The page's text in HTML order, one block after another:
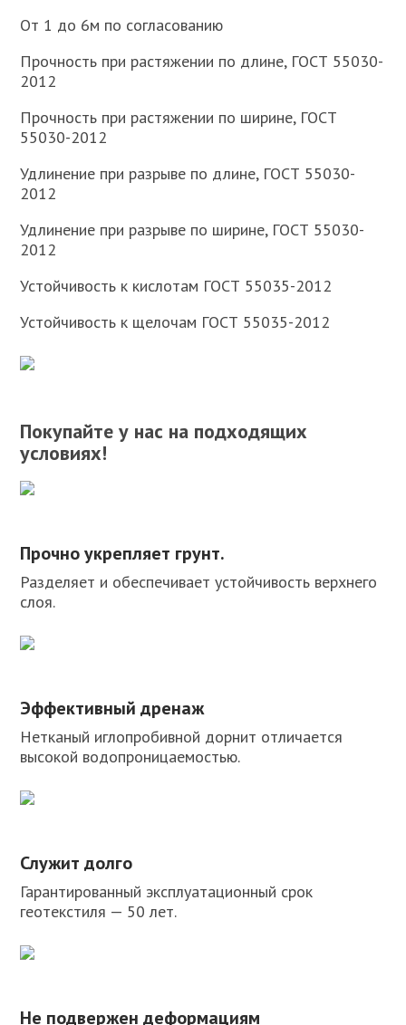
От 1 до 6м по согласованию
Прочность при растяжении по длине, ГОСТ 55030-
2012
Прочность при растяжении по ширине, ГОСТ
55030-2012
Удлинение при разрыве по длине, ГОСТ 55030-
2012
Удлинение при разрыве по ширине, ГОСТ 55030-
2012
Устойчивость к кислотам ГОСТ 55035-2012
Устойчивость к щелочам ГОСТ 55035-2012
Покупайте у нас на подходящих
условиях!
Прочно укрепляет грунт.
Разделяет и обеспечивает устойчивость верхнего
слоя.
Эффективный дренаж
Нетканый иглопробивной дорнит отличается
высокой водопроницаемостью.
Служит долго
Гарантированный эксплуатационный срок
геотекстиля — 50 лет.
Не подвержен деформациям